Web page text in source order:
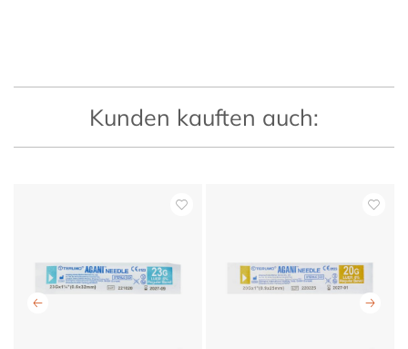
Kunden kauften auch: